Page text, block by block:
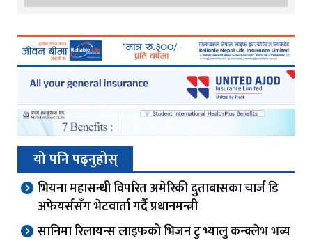
यो पनि पढ्नुहोस्
भियना महासन्धी विपरित अमेरिकी दुताबासका चार्ज डि
अफेयर्ससँग भेटवार्ता गर्दै प्रधानमन्त्री
सानिमा रिलायन्स लाइफको भिजन टु भ्यालु कन्क्लेभ भव्य